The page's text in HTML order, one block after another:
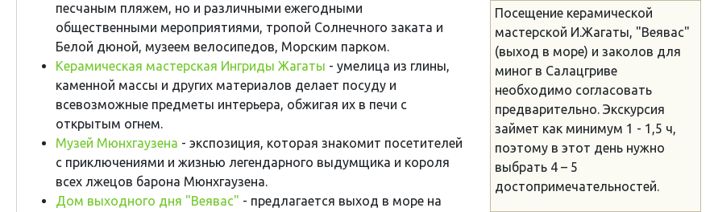
песчаным пляжем, но и различными ежегодными
общественными мероприятиями, тропой Солнечного заката и
Белой дюной, музеем велосипедов, Морским парком.
Керамическая мастерская Ингриды Жагаты - умелица из глины,
каменной массы и других материалов делает посуду и
всевозможные предметы интерьера, обжигая их в печи с
открытым огнем.
Музей Мюнхгаузена - экспозиция, которая знакомит посетителей
с приключениями и жизнью легендарного выдумщика и короля
всех лжецов барона Мюнхгаузена.
Дом выходного дня "Веявас" - предлагается выход в море на
Посещение керамической
мастерской И.Жагаты, "Веявас"
(выход в море) и заколов для
миног в Салацгриве
необходимо согласовать
предварительно. Экскурсия
займет как минимум 1 - 1,5 ч,
поэтому в этот день нужно
выбрать 4 – 5
достопримечательностей.